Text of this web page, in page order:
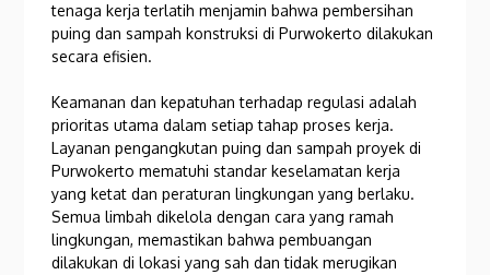
tenaga kerja terlatih menjamin bahwa pembersihan
puing dan sampah konstruksi di Purwokerto dilakukan
secara efisien.
Keamanan dan kepatuhan terhadap regulasi adalah
prioritas utama dalam setiap tahap proses kerja.
Layanan pengangkutan puing dan sampah proyek di
Purwokerto mematuhi standar keselamatan kerja
yang ketat dan peraturan lingkungan yang berlaku.
Semua limbah dikelola dengan cara yang ramah
lingkungan, memastikan bahwa pembuangan
dilakukan di lokasi yang sah dan tidak merugikan